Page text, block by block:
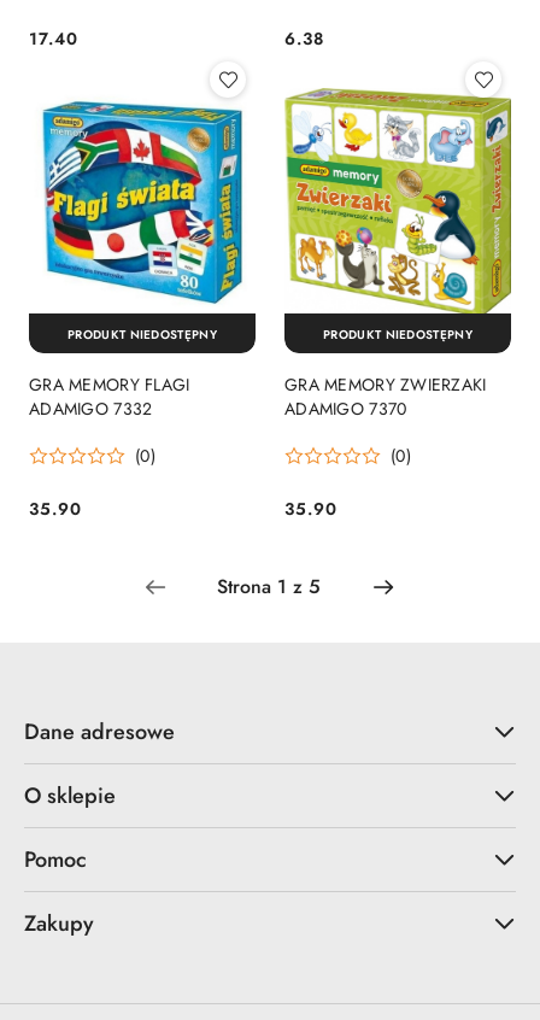
Cena:
17.40 Cena:
6.38
GRA MEMORY FLAGI
ADAMIGO 7332
(0)
Cena:
35.90
PRODUKT NIEDOSTĘPNY
GRA MEMORY ZWIERZAKI
ADAMIGO 7370
(0)
Cena:
35.90
PRODUKT NIEDOSTĘPNY
Dane adresowe
O sklepie
Pomoc
Zakupy